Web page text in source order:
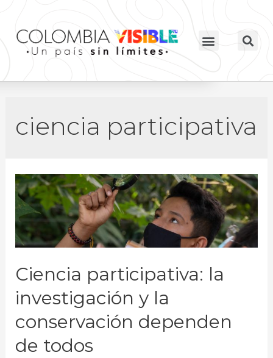
ciencia participativa
Ciencia participativa: la
investigación y la
conservación dependen
de todos